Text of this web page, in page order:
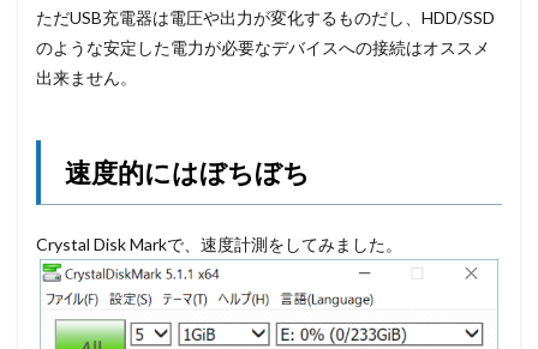
ただUSB充電器は電圧や出力が変化するものだし、HDD/SSD
のような安定した電力が必要なデバイスへの接続はオススメ
出来ません。
速度的にはぼちぼち
Crystal Disk Markで、速度計測をしてみました。